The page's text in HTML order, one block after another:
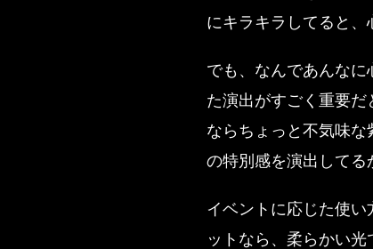
にキラキラしてると、
でも、なんであんな
た演出がすごく重要
ならちょっと不気味
の特別感を演出してる
イベントに応じた使
ットなら、柔らかい